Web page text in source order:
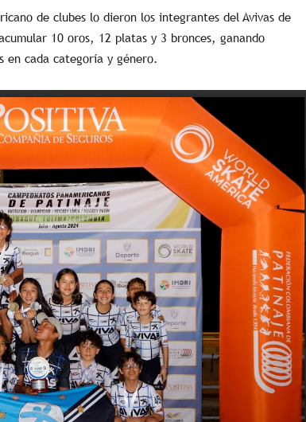
de clubes lo dieron los integrantes del Avivas de
10 oros, 12 platas y 3 bronces, ganando
en cada categoría y género.